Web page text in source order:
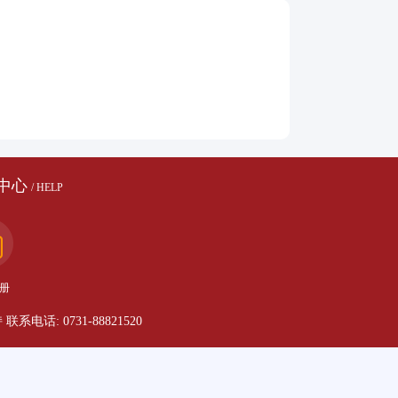
心 / HELP
系电话: 0731-88821520